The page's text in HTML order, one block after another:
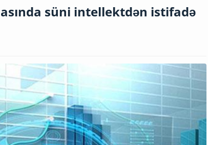
süni intellektdən istifadə